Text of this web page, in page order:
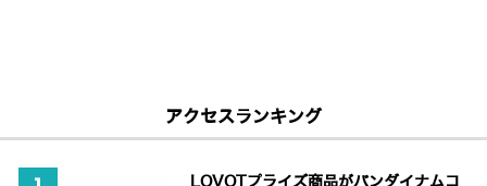
アクセスランキング
LOVOTプライズ商品がバンダイナムコ